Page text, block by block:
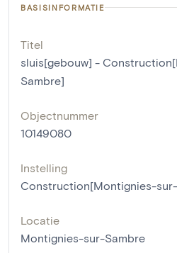
BASISINFORMATIE
Titel
sluis[gebouw] -
Sambre]
Objectnummer
10149080
Instelling
Construction[Montignies-
Locatie
Montignies-sur-Sambre